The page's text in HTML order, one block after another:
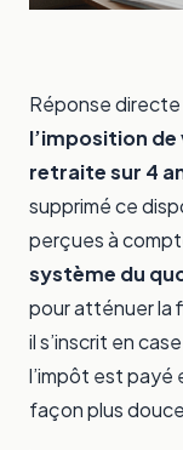
Réponse directe
l’imposition
retraite sur 4
supprimé ce
perçues à
système du
pour atténuer la
il s’inscrit en
l’impôt est payé
façon plus